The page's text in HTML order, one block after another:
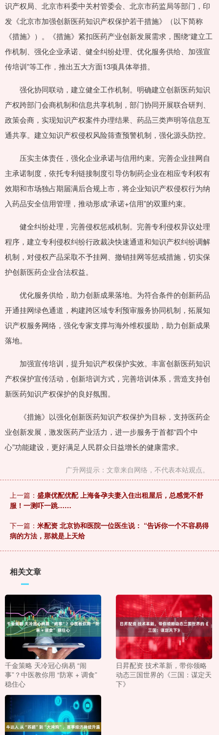
识产权局、北京市科委中关村管委会、北京市药监局等部门，印
发《北京市加强创新医药知识产权保护若干措施》（以下简称
《措施》）。《措施》紧扣医药产业创新发展需求，围绕“建立工
作机制、强化企业承诺、健全纠纷处理、优化服务供给、加强宣
传培训”等工作，推出五大方面13项具体举措。
强化协同联动，建立健全工作机制。明确建立创新医药知识
产权跨部门会商机制和信息共享机制，部门协同开展联合研判、
政策会商，实现知识产权案件办理结果、药品三类声明等信息互
通共享。建立知识产权侵权风险筛查预警机制，强化源头防控。
压实主体责任，强化企业承诺与信用约束。完善企业挂网自
主承诺制度，依托专利链接制度引导仿制药企业在相应专利权有
效期和市场独占期届满后合规上市，将企业知识产权侵权行为纳
入药品安全信用管理，推动形成“承诺+信用”的双重约束。
健全纠纷处理，完善侵权惩戒机制。完善专利侵权异议处理
程序，建立专利侵权纠纷行政裁决快速通道和知识产权纠纷调解
机制，对侵权产品采取不予挂网、撤销挂网等惩戒措施，切实保
护创新医药企业合法权益。
优化服务供给，助力创新成果落地。为符合条件的创新药品
开通挂网绿色通道，构建跨区域专利预审服务协同机制，拓展知
识产权服务网络，强化专家支撑与海外维权援助，助力创新成果
落地。
加强宣传培训，提升知识产权保护实效。丰富创新医药知识
产权保护宣传活动，创新培训方式，完善培训体系，营造支持创
新医药知识产权保护的良好氛围。
《措施》以强化创新医药知识产权保护为目标，支持医药企
业创新发展，激发医药产业活力，进一步服务于首都“四个中
心”功能建设，更好满足人民群众日益增长的健康需求。
广升网提示：文章来自网络，不代表本站观点。
上一篇： 盛康优配优配 上海备孕夫妻入住出租屋后，总感觉不舒
服！一测吓一跳……
下一篇： 米配资 北京协和医院一位医生说： “告诉你一个不容易得
病的方法，那就是上天给
相关文章
千金策略 天冷冠心病易 “闹
事”？中医教你用 “防寒 + 调食”
稳住心
日昇配资 技术革新，带你领略
动态三国世界的《三国：谋定天
下》